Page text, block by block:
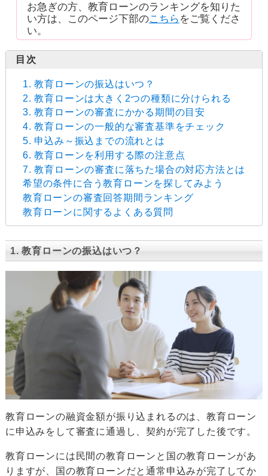
お急ぎの方、教育ローンのランキングを知りた
い方は、このページ下部のこちら をご覧くださ
い。
1. 教育ローンの振込はいつ？
2. 教育ローンは大きく2つの種類に分けられる
3. 教育ローンの審査にかかる期間の目安
4. 教育ローンの一般的な審査基準をチェック
5. 申込み～振込までの流れとは
6. 教育ローンを利用する際の注意点
7. 教育ローンの審査に落ちた場合の対応方法とは
希望の条件に合う教育ローンを探してみよう
教育ローンの審査回答期間ランキング
教育ローンに関するよくある質問
1. 教育ローンの振込はいつ？
教育ローンの融資金額が振り込まれるのは、教育ローン
に申込みをして審査に通過し、契約が完了した後です。
教育ローンには民間の教育ローンと国の教育ローンがあ
りますが、国の教育ローンだと通常申込みが完了してか